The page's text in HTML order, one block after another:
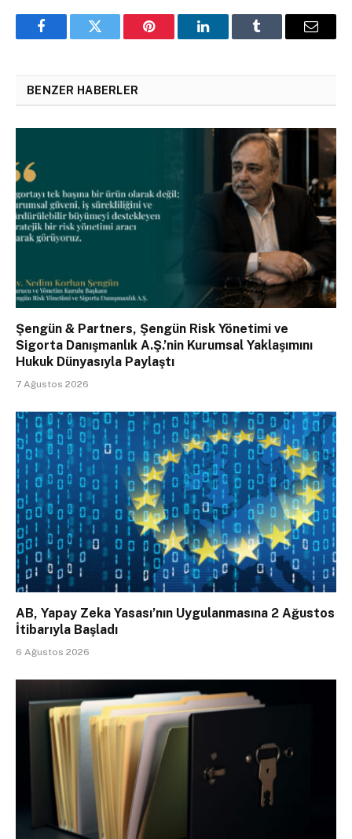
FacebookTwitter Pinterest LinkedInTumblr Email
BENZER HABERLER
Şengün & Partners, Şengün Risk Yönetimi ve
Sigorta Danışmanlık A.Ş.’nin Kurumsal Yaklaşımını
Hukuk Dünyasıyla Paylaştı
7 Ağustos 2026
AB, Yapay Zeka Yasası’nın Uygulanmasına 2 Ağustos
İtibarıyla Başladı
6 Ağustos 2026